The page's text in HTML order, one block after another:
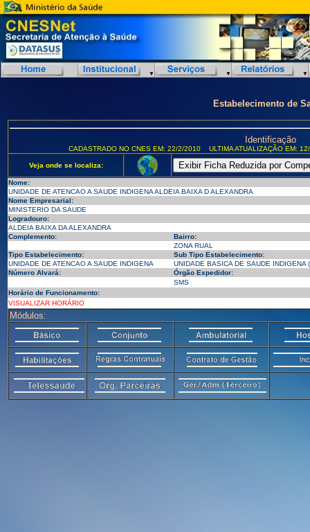
Estabelecimento de
Identificação
CADASTRADO NO CNES EM: 22/2/2010 ULTIMA ATUALIZAÇÃO EM:
Veja onde se localiza:
Nome:
UNIDADE DE ATENCAO A SAUDE INDIGENA ALDEIA BAIXA D ALEXANDRA
Nome Empresarial:
MINISTERIO DA SAUDE
Logradouro:
ALDEIA BAIXA DA ALEXANDRA
Complemento:
Bairro:
ZONA RUAL
Tipo Estabelecimento:
Sub Tipo Estabelecimento:
UNIDADE DE ATENCAO A SAUDE INDIGENA
UNIDADE BASICA DE SAUDE INDIGENA
Número Alvará:
Órgão Expedidor:
SMS
Horário de Funcionamento:
VISUALIZAR HORÁRIO
Módulos: